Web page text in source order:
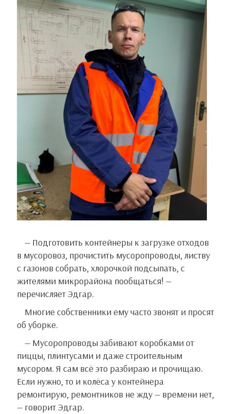
— Подготовить контейнеры к загрузке отходов
в мусоровоз, прочистить мусоропроводы, листву
с газонов собрать, хлорочкой подсыпать, с
жителями микрорайона пообщаться! —
перечисляет Эдгар.
Многие собственники ему часто звонят и просят
об уборке.
— Мусоропроводы забивают коробками от
пиццы, плинтусами и даже строительным
мусором. Я сам всё это разбираю и прочищаю.
Если нужно, то и колёса у контейнера
ремонтирую, ремонтников не жду — времени нет,
— говорит Эдгар.